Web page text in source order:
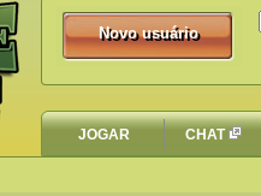
Novo usuário
Novo usuário
JOGAR CHAT